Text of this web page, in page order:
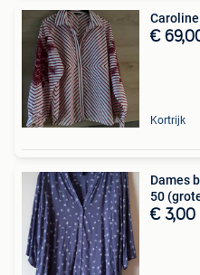
Caroline
€
Kortrijk
Dames
50
€ 3,00